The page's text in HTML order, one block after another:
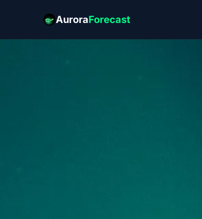
AuroraForecast